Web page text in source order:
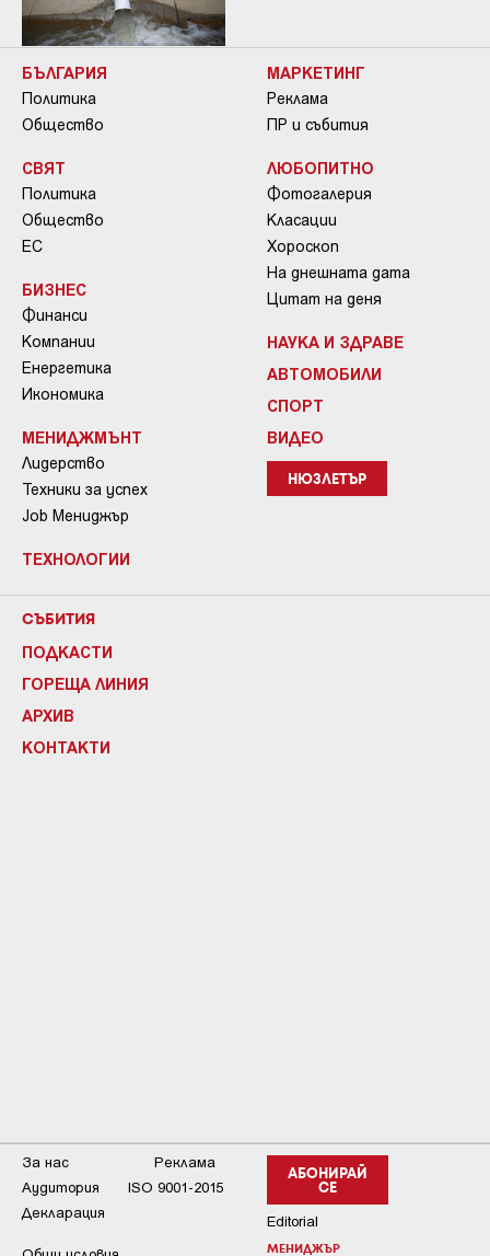
БЪЛГАРИЯ
Политика
Общество
СВЯТ
Политика
Общество
ЕС
БИЗНЕС
Финанси
Компании
Енергетика
Икономика
МЕНИДЖМЪНТ
Лидерство
Техники за успех
Job Мениджър
ТЕХНОЛОГИИ
МАРКЕТИНГ
Реклама
ПР и събития
ЛЮБОПИТНО
Фотогалерия
Класации
Хороскоп
На днешната дата
Цитат на деня
НАУКА И ЗДРАВЕ
АВТОМОБИЛИ
СПОРТ
ВИДЕО
НЮЗЛЕТЪР
СЪБИТИЯ
ПОДКАСТИ
ГОРЕЩА ЛИНИЯ
АРХИВ
КОНТАКТИ
АБОНИРАЙ
СЕ
Editorial
МЕНИДЖЪР
За нас
Реклама
Аудитория
ISO 9001-2015
Декларация